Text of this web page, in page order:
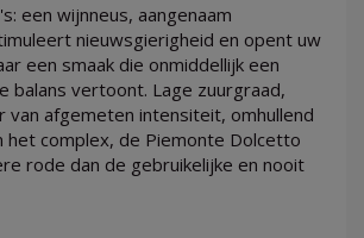
een wijnneus, aangenaam
nieuwsgierigheid en opent uw
een smaak die onmiddellijk een
balans vertoont. Lage zuurgraad,
van afgemeten intensiteit, omhullend
het complex, de Piemonte Dolcetto
rode dan de gebruikelijke en nooit